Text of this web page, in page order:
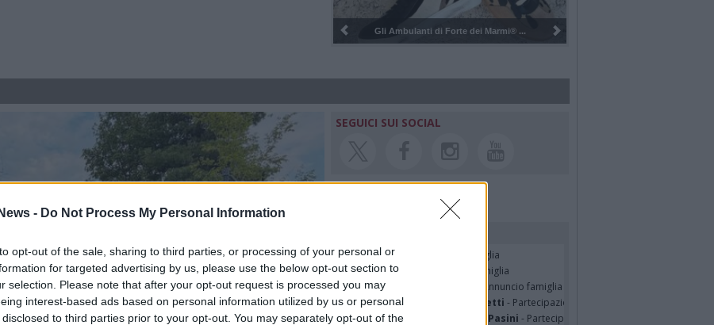
- Do Not Process My Personal Information
opt-out of the sale, sharing to third parties, or processing of your personal or
for targeted advertising by us, please use the below opt-out section to
selection. Please note that after your opt-out request is processed you may
interest-based ads based on personal information utilized by us or personal
to third parties prior to your opt-out. You may separately opt-out of the
Gli Ambulanti di Forte dei Marmi® ... Pulizia del bosco del Rugareto a ...
SEGUICI SUI SOCIAL
Giuseppe Fava
- Annuncio famiglia
PIETRO MALERBA
- Annuncio famiglia
Ginette Pedotti ved. Urbini
- Annuncio famiglia
Gianfranco Schieroni Giacometti - Partecipazione
Clementina Martinenghi ved. Pasini - Partecipazione